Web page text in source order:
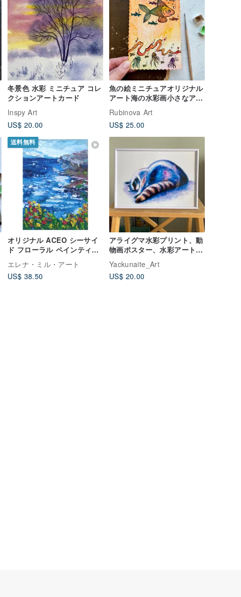
冬景色 水彩 ミニチュア コレ
クションアートカード
Inspy Art
US$ 20.00
魚の絵ミニチュアオリジナル
アート海の水彩画小さなアー
Rubinova Art
US$ 25.00
送料無料
オリジナル ACEO シーサイ
ド フローラル ペインティン
ード
エレナ・ミル・アート
US$ 38.50
アライグマ水彩プリント、動
物画ポスター、水彩アート、
Yackunaite_Art
US$ 20.00